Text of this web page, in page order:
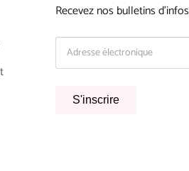
Recevez nos bulletins d'infos
S'inscrire